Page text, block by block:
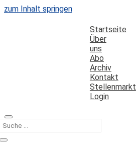
zum Inhalt springen
Startseite
Über
uns
Abo
Archiv
Kontakt
Stellenmarkt
Login
Kategorie